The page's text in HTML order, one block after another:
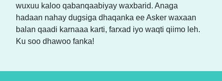
wuxuu kaloo qabanqaabiyay waxbarid. Anaga
hadaan nahay dugsiga dhaqanka ee Asker waxaan
balan qaadi karnaaa karti, farxad iyo waqti qiimo leh.
Ku soo dhawoo fanka!